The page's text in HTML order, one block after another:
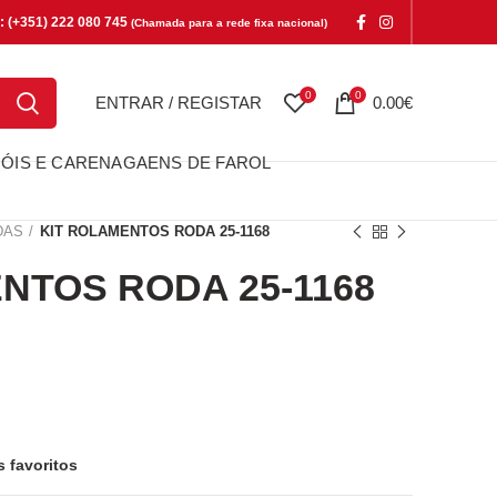
(+351) 222 080 745 (Chamada para a rede fixa nacional)
ENTRAR / REGISTAR 0 0 0.00€
E CARENAGAENS DE FAROL
KIT ROLAMENTOS RODA 25-1168
RODA 25-1168
favoritos